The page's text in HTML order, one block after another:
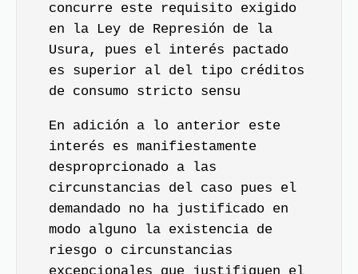
concurre este requisito exigido
en la Ley de Represión de la
Usura, pues el interés pactado
es superior al del tipo créditos
de consumo stricto sensu
En adición a lo anterior este
interés es manifiestamente
desproprcionado a las
circunstancias del caso pues el
demandado no ha justificado en
modo alguno la existencia de
riesgo o circunstancias
excepcionales que justifiquen el